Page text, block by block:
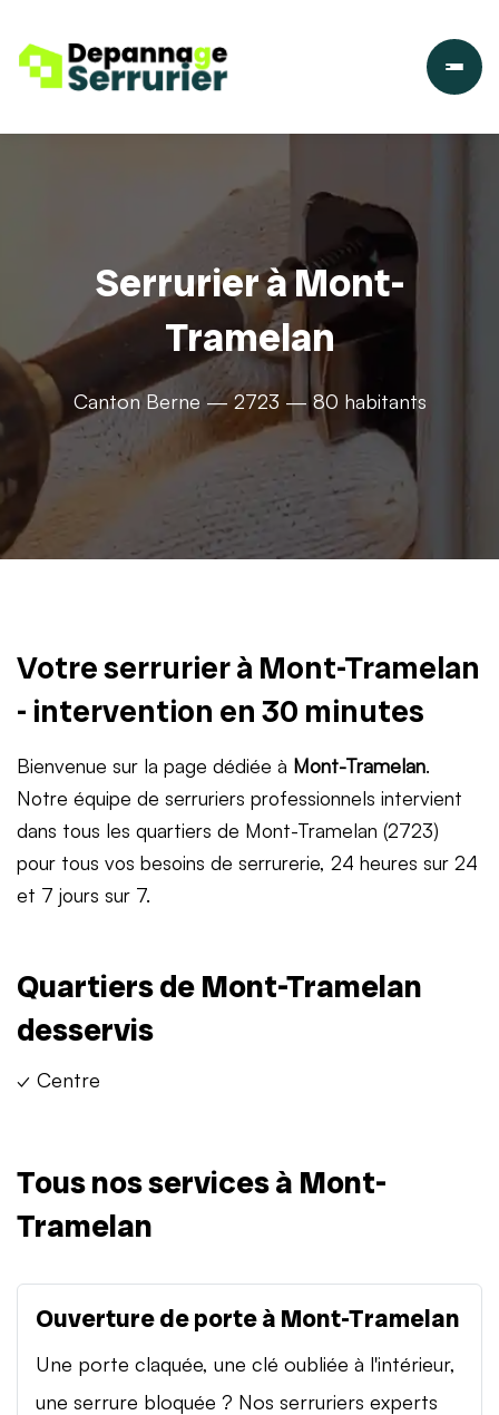
Serrurier à Mont-
Tramelan
Canton Berne — 2723 — 80 habitants
Votre serrurier à Mont-Tramelan
- intervention en 30 minutes
Bienvenue sur la page dédiée à Mont-Tramelan.
Notre équipe de serruriers professionnels intervient
dans tous les quartiers de Mont-Tramelan (2723)
pour tous vos besoins de serrurerie, 24 heures sur 24
et 7 jours sur 7.
Quartiers de Mont-Tramelan
desservis
✓ Centre
Tous nos services à Mont-
Tramelan
Ouverture de porte à Mont-Tramelan
Une porte claquée, une clé oubliée à l'intérieur,
une serrure bloquée ? Nos serruriers experts